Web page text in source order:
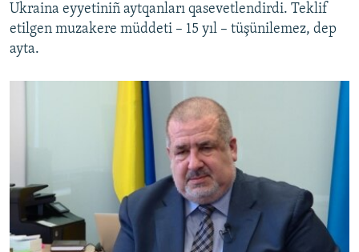
Ukraina eyyetiniñ aytqanları qasevetlendirdi. Teklif
etilgen muzakere müddeti – 15 yıl – tüşünilemez, dep
ayta.